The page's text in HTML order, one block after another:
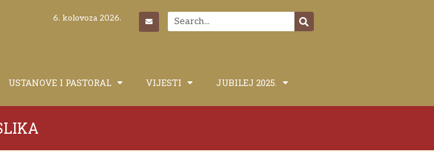
6. kolovoza 2026.
USTANOVE I PASTORAL VIJESTI JUBILEJ 2025.